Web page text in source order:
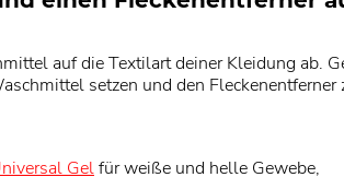
auf die Textilart deiner Kleidung ab.
setzen und den Fleckenentferner
Gelfür weiße und helle Gewebe,